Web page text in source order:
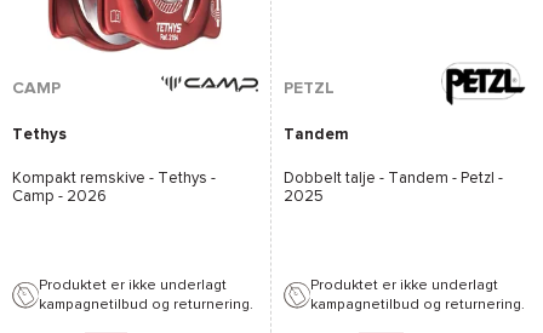
CAMP
Tethys
Kompakt remskive -
Tethys -
Camp - 2026
Produktet er ikke underlagt
kampagnetilbud og returnering.
PETZL
Tandem
Dobbelt talje - Tandem - Petzl -
2025
Produktet er ikke underlagt
kampagnetilbud og returnering.